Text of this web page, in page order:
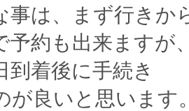
事は、まず行きか
予約も出来ますが
到着後に手続き
が良いと思います